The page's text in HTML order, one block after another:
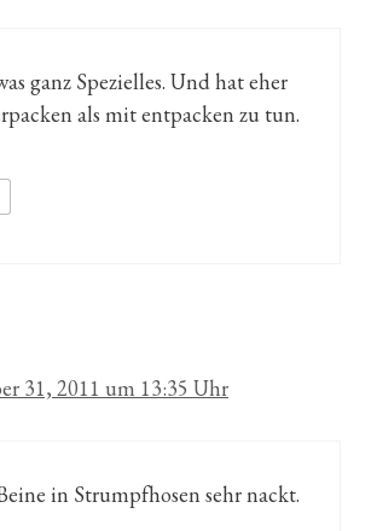
ganz Spezielles. Und hat eher
als mit entpacken zu tun.
31, 2011 um 13:35 Uhr
in Strumpfhosen sehr nackt.